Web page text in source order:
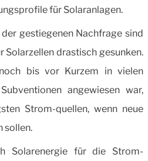
für Solaranlagen.
gestiegenen Nachfrage sind
drastisch gesunken.
bis vor Kurzem in vielen
angewiesen war,
Strom-quellen, wenn neue
sollen.
Solarenergie für die Strom-